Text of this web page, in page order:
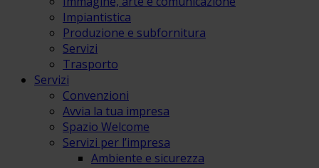
Impiantistica
Produzione e subfornitura
Servizi
Trasporto
Servizi
Convenzioni
Avvia la tua impresa
Spazio Welcome
Servizi per l’impresa
Ambiente e sicurezza